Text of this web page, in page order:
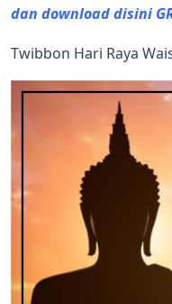
dan download disini
Twibbon Hari Raya